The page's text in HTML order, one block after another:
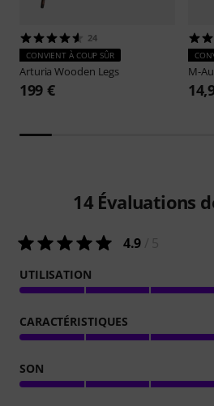
24
CONVIENT À COUP SÛR
ArturiaWooden Legs
199 €
M-
14 Évaluations
4.9
UTILISATION
CARACTÉRISTIQUES
SON